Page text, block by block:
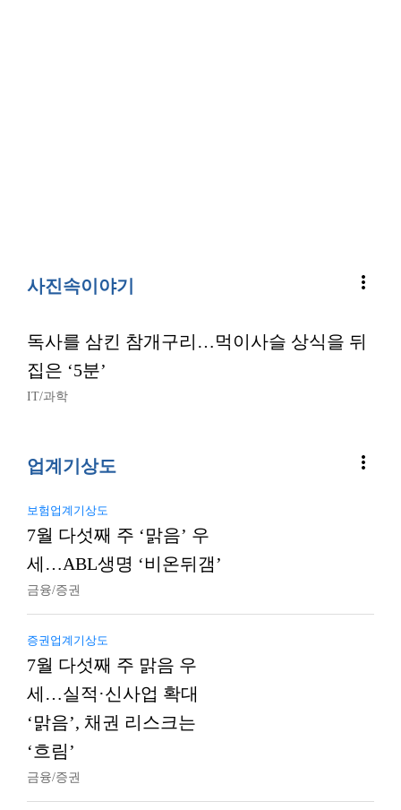
사진속이야기 more_vert
독사를 삼킨 참개구리…먹이사슬 상식을 뒤
집은 ‘5분’
IT/과학
업계기상도 more_vert
보험업계기상도
7월 다섯째 주 ‘맑음’ 우
세…ABL생명 ‘비온뒤갬’
금융/증권
증권업계기상도
7월 다섯째 주 맑음 우
세…실적·신사업 확대
‘맑음’, 채권 리스크는
‘흐림’
금융/증권